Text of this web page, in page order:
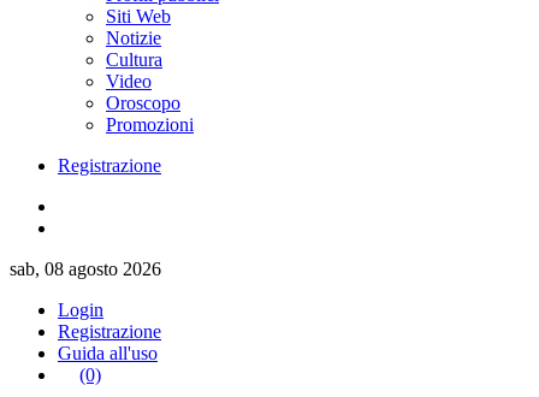
Siti Web
Notizie
Cultura
Video
Oroscopo
Promozioni
Registrazione
sab, 08 agosto 2026
Login
Registrazione
Guida all'uso
(0)